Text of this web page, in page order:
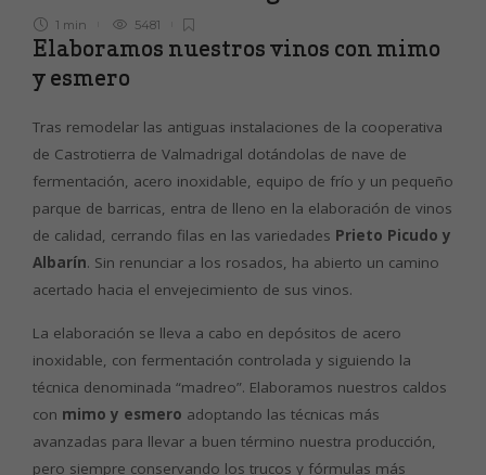
1 min 5481
Elaboramos nuestros vinos con mimo
y esmero
Tras remodelar las antiguas instalaciones de la cooperativa
de Castrotierra de Valmadrigal dotándolas de nave de
fermentación, acero inoxidable, equipo de frío y un pequeño
parque de barricas, entra de lleno en la elaboración de vinos
de calidad, cerrando filas en las variedades Prieto Picudo y
Albarín. Sin renunciar a los rosados, ha abierto un camino
acertado hacia el envejecimiento de sus vinos.
La elaboración se lleva a cabo en depósitos de acero
inoxidable, con fermentación controlada y siguiendo la
técnica denominada “madreo”. Elaboramos nuestros caldos
con mimo y esmero adoptando las técnicas más
avanzadas para llevar a buen término nuestra producción,
pero siempre conservando los trucos y fórmulas más